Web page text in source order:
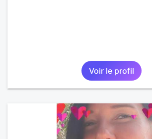
Voir le profil